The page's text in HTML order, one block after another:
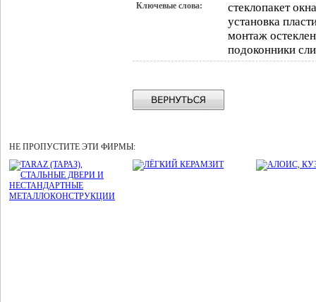
Ключевые слова:
стеклопакет
установка
монтаж
подоконники
НЕ ПРОПУСТИТЕ ЭТИ ФИРМЫ: